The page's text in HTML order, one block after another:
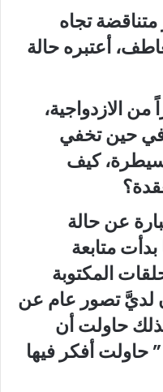
تجاه
أعتبره حالة
الازدواجية،
في حين تخفي
كيف
عن حالة
متابعة
المكتوبة
لديَّ تصور عام عن
حاولت أن
حاولت أفكر فيها